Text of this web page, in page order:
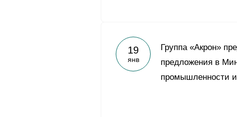
19
янв
Группа «Акрон»
предложения в
промышленности